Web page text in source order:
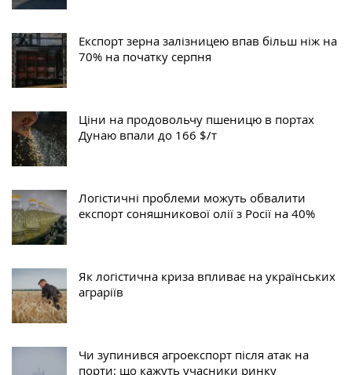
Експорт зерна залізницею впав більш ніж на
70% на початку серпня
Ціни на продовольчу пшеницю в портах
Дунаю впали до 166 $/т
Логістичні проблеми можуть обвалити
експорт соняшникової олії з Росії на 40%
Як логістична криза впливає на українських
аграріїв
Чи зупинився агроекспорт після атак на
порти: що кажуть учасники ринку